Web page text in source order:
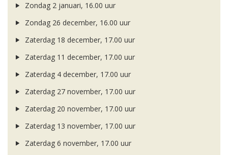
Zondag 2 januari, 16.00 uur
Zondag 26 december, 16.00 uur
Zaterdag 18 december, 17.00 uur
Zaterdag 11 december, 17.00 uur
Zaterdag 4 december, 17.00 uur
Zaterdag 27 november, 17.00 uur
Zaterdag 20 november, 17.00 uur
Zaterdag 13 november, 17.00 uur
Zaterdag 6 november, 17.00 uur